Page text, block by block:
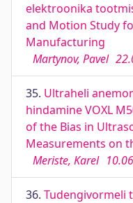
elektroonika
and Motion Study
Manufacturing
Martynov, Pavel
35. Ultraheli
hindamine VOXL
of the Bias in
Measurements on
Meriste, Karel
36. Tudengivormeli